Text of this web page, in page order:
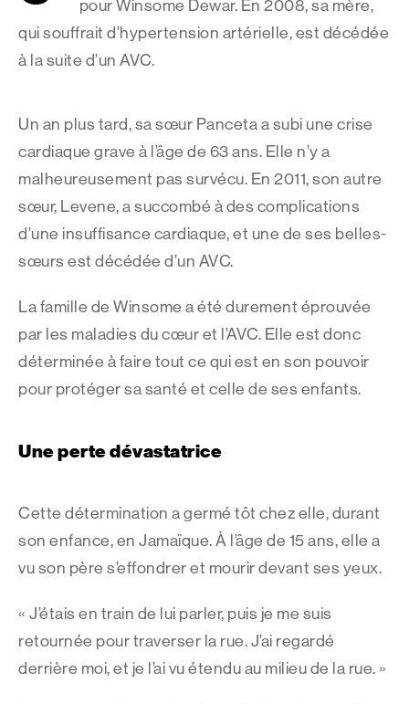
pour Winsome Dewar. En 2008, sa mère,
qui souffrait d’hypertension artérielle, est décédée
à la suite d’un AVC.
Un an plus tard, sa sœur Panceta a subi une crise
cardiaque grave à l’âge de 63 ans. Elle n’y a
malheureusement pas survécu. En 2011, son autre
sœur, Levene, a succombé à des complications
d’une insuffisance cardiaque, et une de ses belles-
sœurs est décédée d’un AVC.
La famille de Winsome a été durement éprouvée
par les maladies du cœur et l’AVC. Elle est donc
déterminée à faire tout ce qui est en son pouvoir
pour protéger sa santé et celle de ses enfants.
Une perte dévastatrice
Cette détermination a germé tôt chez elle, durant
son enfance, en Jamaïque. À l’âge de 15 ans, elle a
vu son père s’effondrer et mourir devant ses yeux.
« J’étais en train de lui parler, puis je me suis
retournée pour traverser la rue. J’ai regardé
derrière moi, et je l’ai vu étendu au milieu de la rue. »